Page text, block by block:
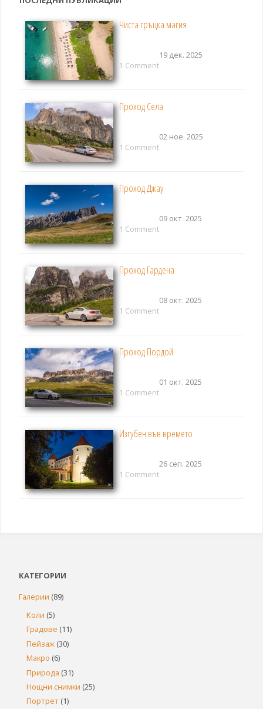
Чиста гръцка магия
19 дек. 2025
1 Comment
Проход Села
02 ное. 2025
1 Comment
Проход Джау
09 окт. 2025
1 Comment
Проход Гардена
08 окт. 2025
1 Comment
Проход Пордой
01 окт. 2025
1 Comment
Изгубен във времето
26 сеп. 2025
1 Comment
КАТЕГОРИИ
Галерии (89)
Коли (5)
Градове (11)
Пейзаж (30)
Макро (6)
Природа (31)
Нощни снимки (25)
Портрет (1)